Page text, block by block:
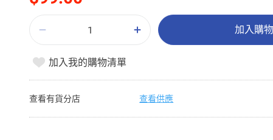
加入購
加入我的購物清單
查看有貨分店 查看供應